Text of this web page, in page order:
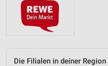
Die Filialen in deiner